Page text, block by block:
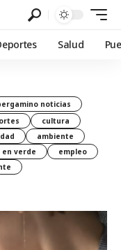
Salud
noticias
cultura
ambiente
en verde
empleo